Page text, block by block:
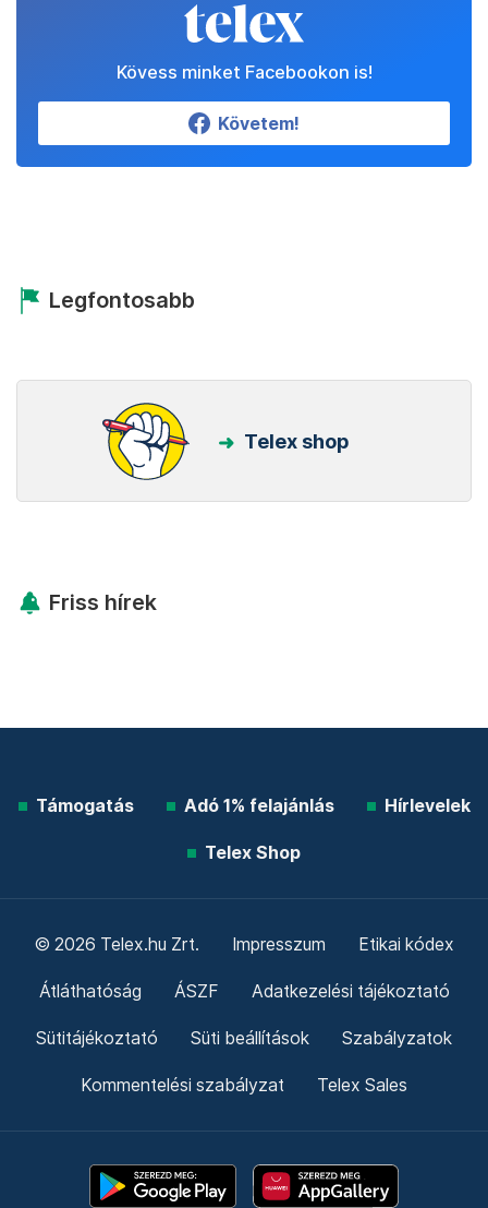
Kövess minket Facebookon is!
Követem!
Legfontosabb
Telex shop
Friss hírek
Támogatás Adó 1% felajánlás Hírlevelek
Telex Shop
© 2026 Telex.hu Zrt. Impresszum Etikai kódex
Átláthatóság ÁSZF Adatkezelési tájékoztató
Sütitájékoztató Süti beállítások Szabályzatok
Kommentelési szabályzat Telex Sales